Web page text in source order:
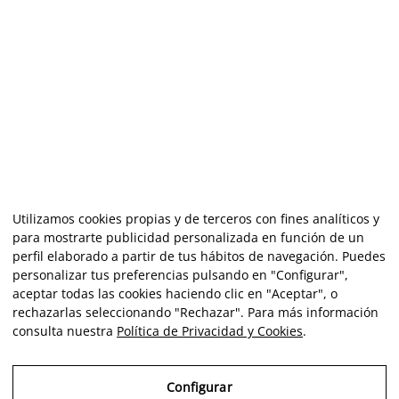
Utilizamos cookies propias y de terceros con fines analíticos y
para mostrarte publicidad personalizada en función de un
perfil elaborado a partir de tus hábitos de navegación. Puedes
personalizar tus preferencias pulsando en "Configurar",
aceptar todas las cookies haciendo clic en "Aceptar", o
rechazarlas seleccionando "Rechazar". Para más información
consulta nuestra Política de Privacidad y Cookies.
Configurar